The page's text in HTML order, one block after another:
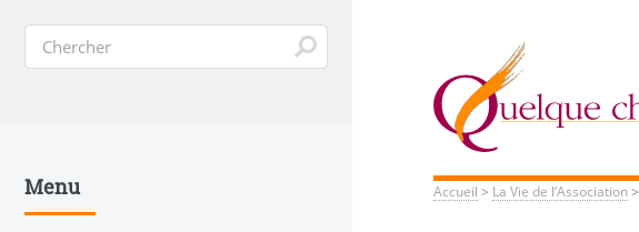
Accueil > La Vie de l’Association
Menu